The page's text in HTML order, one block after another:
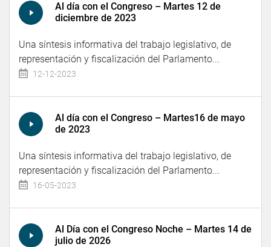
Al día con el Congreso – Martes 12 de
diciembre de 2023
Una síntesis informativa del trabajo legislativo, de
representación y fiscalización del Parlamento...
12-12-2023
Al día con el Congreso – Martes16 de mayo
de 2023
Una síntesis informativa del trabajo legislativo, de
representación y fiscalización del Parlamento...
16-05-2023
Al Día con el Congreso Noche – Martes 14 de
julio de 2026